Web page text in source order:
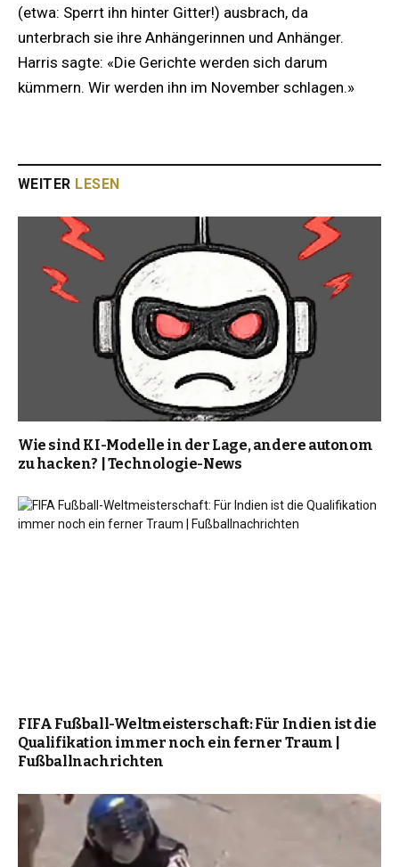
(etwa: Sperrt ihn hinter Gitter!) ausbrach, da
unterbrach sie ihre Anhängerinnen und Anhänger.
Harris sagte: «Die Gerichte werden sich darum
kümmern. Wir werden ihn im November schlagen.»
WEITER LESEN
Wie sind KI-Modelle in der Lage, andere autonom
zu hacken? | Technologie-News
FIFA Fußball-Weltmeisterschaft: Für Indien ist die
Qualifikation immer noch ein ferner Traum |
Fußballnachrichten